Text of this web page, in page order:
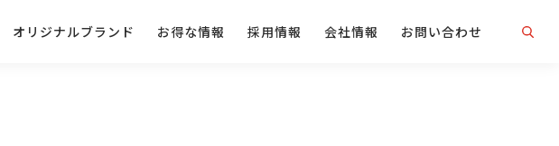
オリジナルブランド お得な情報 採用情報 会社情報 お問い合わせ